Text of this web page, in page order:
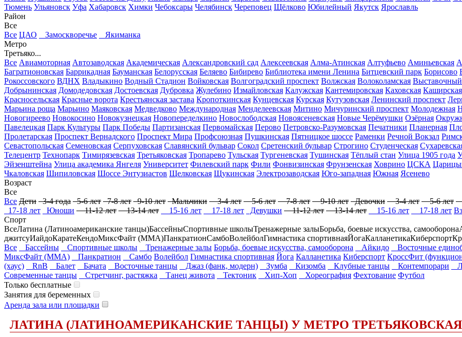
Тюмень Ульяновск Уфа Хабаровск Химки Чебоксары Челябинск Череповец Щёлково Юбилейный Якутск Ярославль
Район
Все
Все ЦАО Замоскворечье
Якиманка
Метро
Третьяко...
Все Авиамоторная Автозаводская Академическая Александровский сад Алексеевская Алма-Атинская Алтуфьево Аминьевская
Багратионовская Баррикадная Бауманская Белорусская Беляево Бибирево Библиотека имени Ленина Битцевский парк Борисово
Рокоссовского ВДНХ Владыкино Водный Стадион Войковская Волгоградский проспект Волжская Волоколамская
Добрынинская Домодедовская Достоевская Дубровка Жулебино Измайловская Калужская Кантемировская Каховская Каширская
Красносельская Красные ворота Крестьянская застава Кропоткинская Кунцевская Курская Кутузовская Ленинский проспект
Марьина роща Марьино Маяковская Медведково Международная Менделеевская Митино Мичуринский проспект Молодежная
Новогиреево Новокосино Новокузнецкая Новопеределкино Новослободская Новоясеневская Новые Черёмушки Озёрная
Павелецкая Парк Культуры Парк Победы Партизанская Первомайская Перово Петровско-Разумовская Печатники Планерная
Пролетарская Проспект Вернадского Проспект Мира Профсоюзная Пушкинская Пятницкое шоссе Раменки Речной Вокзал
Севастопольская Семеновская Серпуховская Славянский бульвар Сокол Сретенский бульвар Строгино Студенческая
Телецентр Технопарк Тимирязевская Третьяковская Тропарево Тульская Тургеневская Тушинская Тёплый стан Улица 1905 года
Эйзенштейна Улица академика Янгеля Университет Филевский парк Фили Фонвизинская Фрунзенская Ховрино ЦСКА
Чкаловская Шипиловская Шоссе Энтузиастов Щелковская Щукинская Электрозаводская Юго-западная Южная Ясенево
Возраст
Все
Все Дети 3-4 года 5-6 лет 7-8 лет 9-10 лет Мальчики 3-4 лет 5-6 лет 7-8 лет 9-10 лет Девочки 3-4 лет 5-6 лет
17-18 лет
Юноши 11-12 лет 13-14 лет 15-16 лет 17-18 лет Девушки 11-12 лет 13-14 лет 15-16 лет 17-18 лет
Спорт
ВсеЛатина (Латиноамериканские танцы)БассейныСпортивные школыТренажерные залыБорьба, боевые искусства, самооборона
джитсуИайдоКаратеКендоМиксФайт (ММА)ПанкратионСамбоВолейболГимнастика спортивнаяЙогаКалланетикаКиберспорт
Все
Бассейны Спортивные школы Тренажерные залы Борьба, боевые искусства, самооборона Айкидо Восточные
МиксФайт (ММА)
Панкратион Самбо Волейбол Гимнастика спортивная Йога Калланетика Киберспорт КроссФит
(хаус)
RnB Балет Бачата Восточные танцы Джаз (фанк, модерн) Зумба Кизомба Клубные танцы Контемпорари
Современные танцы
Стретчинг, растяжка Танец живота Тектоник Хип-Хоп Хореография Фехтование Футбол
Только бесплатные
Занятия для беременных
Аренда зала или площадки
ЛАТИНА (ЛАТИНОАМЕРИКАНСКИЕ ТАНЦЫ) У МЕТРО ТРЕТЬЯКОВСКАЯ